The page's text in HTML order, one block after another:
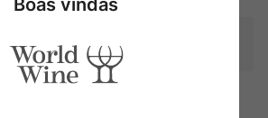
Tintos
Boas vindas